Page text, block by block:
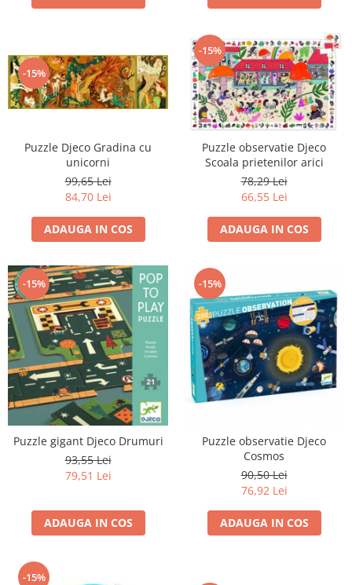
-15%
Puzzle Djeco Gradina cu
unicorni
99,65 Lei
84,70 Lei
ADAUGA IN COS
-15%
Puzzle observatie Djeco
Scoala prietenilor arici
78,29 Lei
66,55 Lei
ADAUGA IN COS
-15%
Puzzle gigant Djeco Drumuri
93,55 Lei
79,51 Lei
ADAUGA IN COS
-15%
Puzzle observatie Djeco
Cosmos
90,50 Lei
76,92 Lei
ADAUGA IN COS
-15%